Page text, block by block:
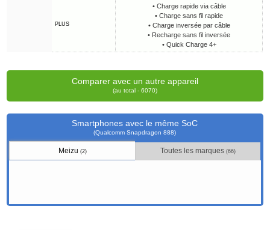
PLUS
• Charge rapide via câble
• Charge sans fil rapide
• Charge inversée par câble
• Recharge sans fil inversée
• Quick Charge 4+
Comparer avec un autre appareil
(au total - 6070)
Smartphones avec le même SoC
(Qualcomm Snapdragon 888)
Meizu (2) Toutes les marques(66)